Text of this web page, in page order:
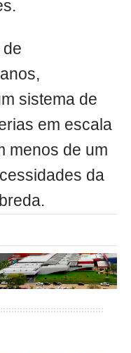
sistema de
em escala
menos de um
da